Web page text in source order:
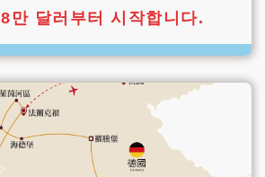
8만 달러부터 시작합니다.